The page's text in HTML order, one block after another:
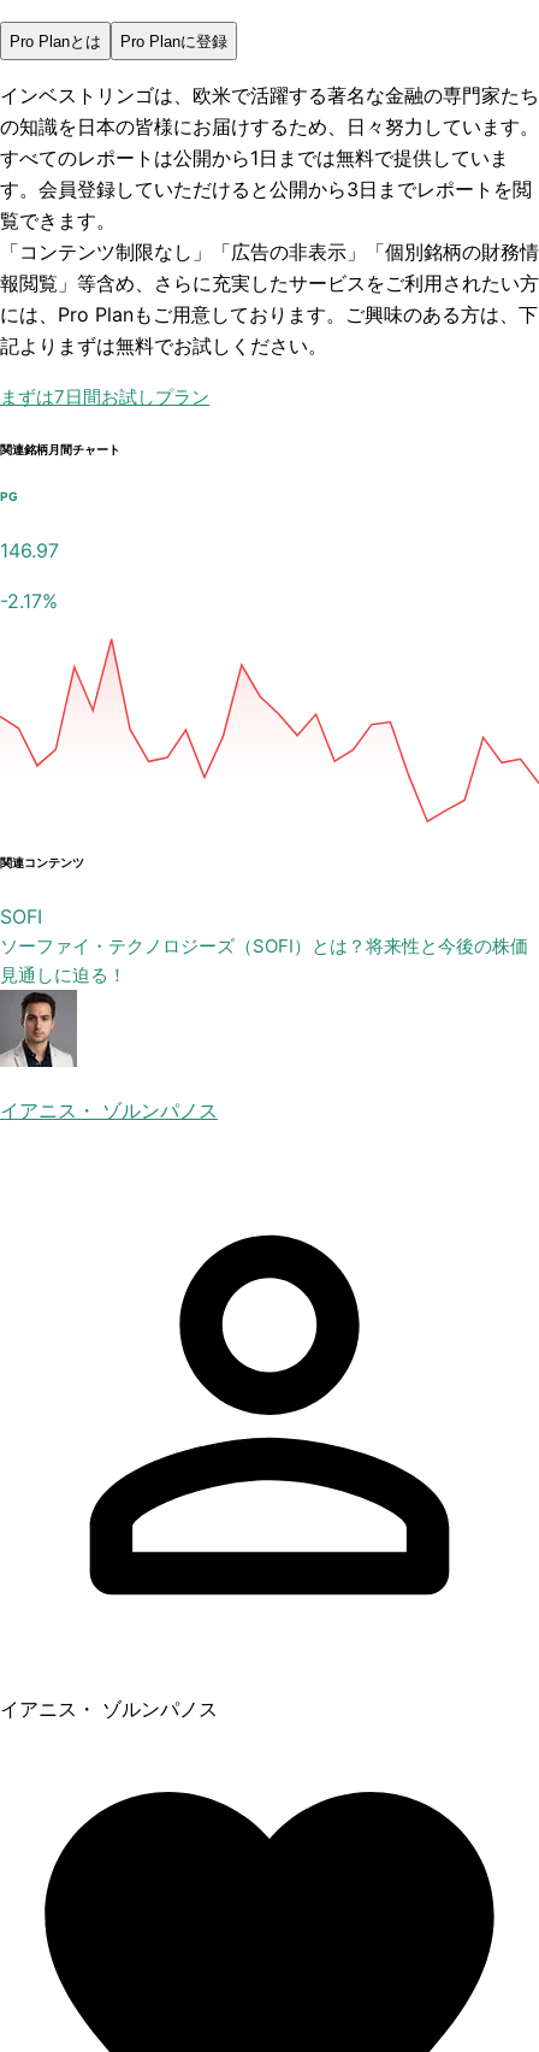
Pro Planとは Pro Planに登録
インベストリンゴは、欧米で活躍する著名な金融の専門家たち
の知識を日本の皆様にお届けするため、日々努力しています。
すべてのレポートは公開から1日までは無料で提供していま
す。会員登録していただけると公開から3日までレポートを閲
覧できます。
「コンテンツ制限なし」「広告の非表示」「個別銘柄の財務情
報閲覧」 等含め、さらに充実したサービスをご利用されたい方
には、Pro Planもご用意しております。ご興味のある方は、下
記よりまずは無料でお試しください。
まずは7日間お試しプラン
関連銘柄月間チャート
PG
146.97
-2.17%
関連コンテンツ
SOFI
ソーファイ・テクノロジーズ（SOFI）とは？将来性と今後の株価
見通しに迫る！
イアニス・ ゾルンパノス
イアニス・ ゾルンパノス